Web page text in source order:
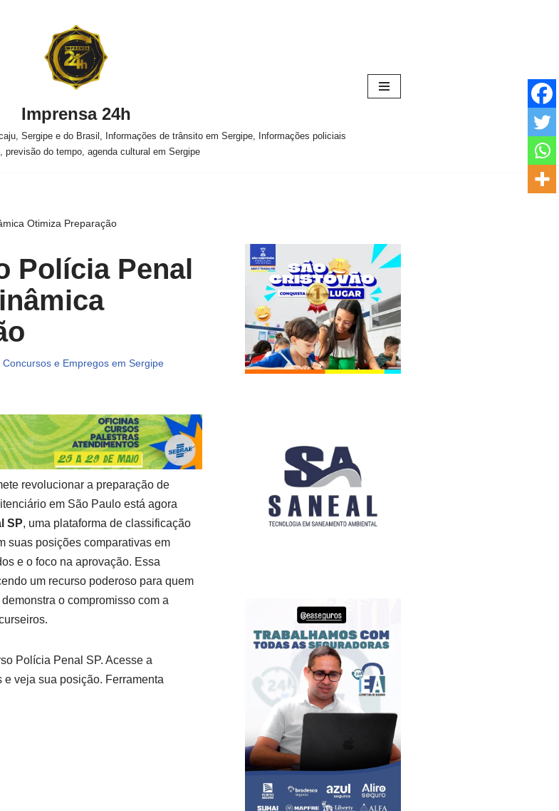
Imprensa 24h
Sergipe e do Brasil, Informações de trânsito em Sergipe, Informações policiais
previsão do tempo, agenda cultural em Sergipe
Otimiza Preparação
Polícia Penal
Concursos e Empregos em Sergipe
revolucionar a preparação de
em São Paulo está agora
SP, uma plataforma de classificação
suas posições comparativas em
e o foco na aprovação. Essa
um recurso poderoso para quem
o compromisso com a
Polícia Penal SP. Acesse a
veja sua posição. Ferramenta